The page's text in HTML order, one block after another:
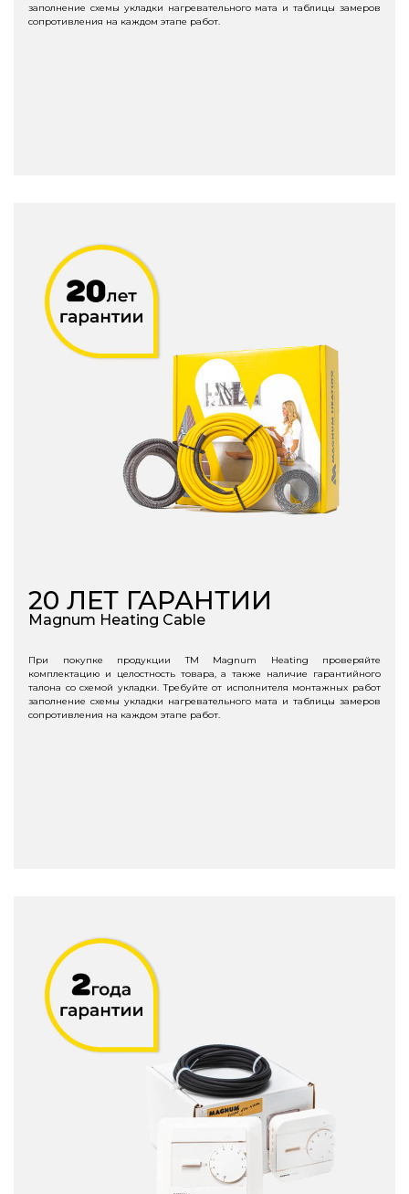
заполнение схемы укладки нагревательного мата и таблицы замеров
сопротивления на каждом этапе работ.
20 ЛЕТ ГАРАНТИИ
Magnum Heating Cable
При покупке продукции ТМ Magnum Heating проверяйте
комплектацию и целостность товара, а также наличие гарантийного
талона со схемой укладки. Требуйте от исполнителя монтажных работ
заполнение схемы укладки нагревательного мата и таблицы замеров
сопротивления на каждом этапе работ.